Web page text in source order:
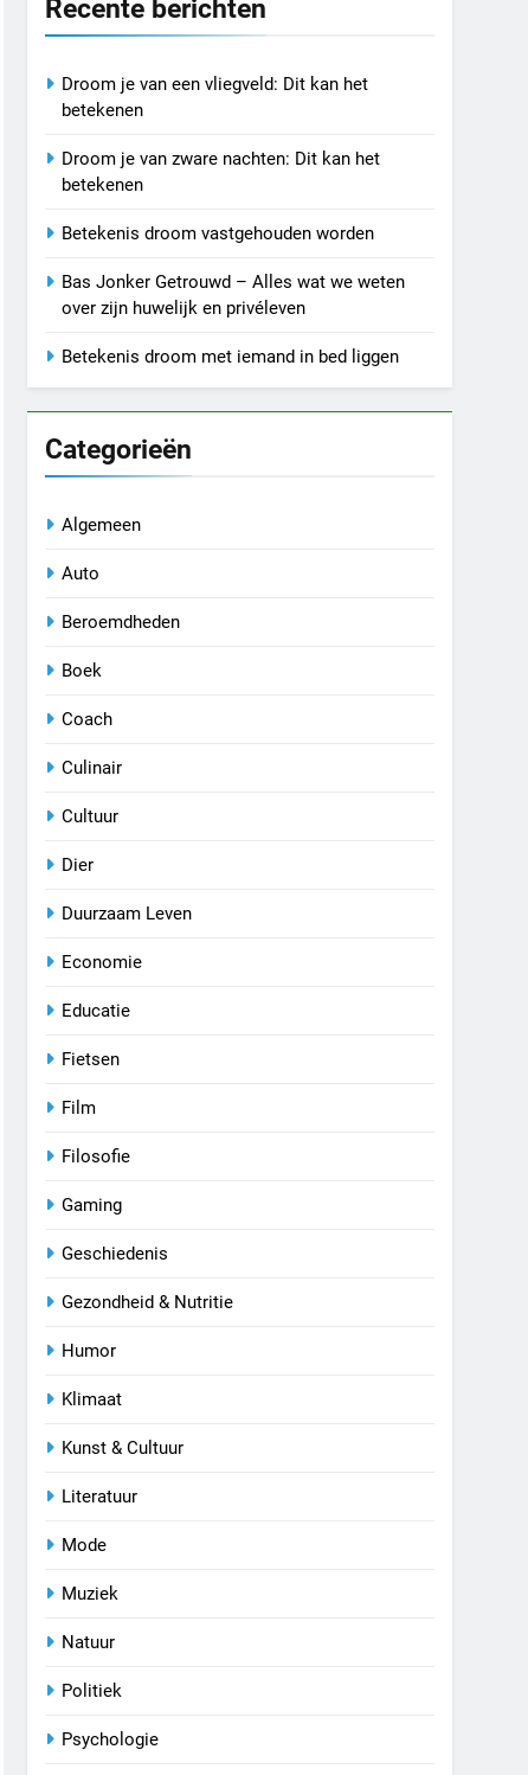
Recente berichten
Droom je van een vliegveld: Dit kan het
betekenen
Droom je van zware nachten: Dit kan het
betekenen
Betekenis droom vastgehouden worden
Bas Jonker Getrouwd – Alles wat we weten
over zijn huwelijk en privéleven
Betekenis droom met iemand in bed liggen
Categorieën
Algemeen
Auto
Beroemdheden
Boek
Coach
Culinair
Cultuur
Dier
Duurzaam Leven
Economie
Educatie
Fietsen
Film
Filosofie
Gaming
Geschiedenis
Gezondheid & Nutritie
Humor
Klimaat
Kunst & Cultuur
Literatuur
Mode
Muziek
Natuur
Politiek
Psychologie